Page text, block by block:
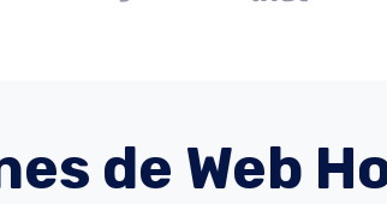
de Web